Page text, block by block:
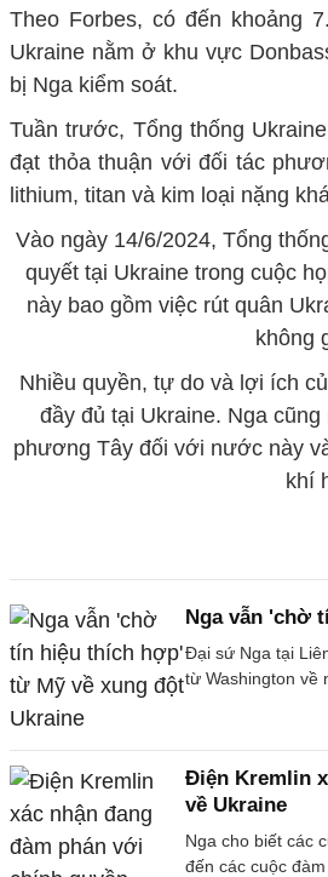
Theo Forbes, có đến khoảng
Ukraine nằm ở khu vực
bị Nga kiểm soát.
Tuần trước, Tổng thống
đạt thỏa thuận với đối tác
lithium, titan và kim loại nặng
Vào ngày 14/6/2024, Tổng
quyết tại Ukraine trong cuộc
này bao gồm việc rút quân
không
Nhiều quyền, tự do và lợi ích
đầy đủ tại Ukraine. Nga
phương Tây đối với nước này
khí
Nga vẫn 'chờ
Đại sứ Nga tại
từ Washington về
Điện Kremlin
về Ukraine
Nga cho biết các
đến các cuộc